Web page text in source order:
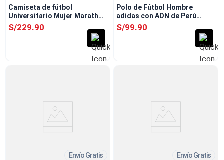
Camiseta de fútbol
Universitario Mujer Marathon
Home 2026 Estadio Crema
S/229.90
Polo de Fútbol Hombre
adidas con ADN de Perú
Blanco
S/99.90
Envío Gratis Envío Gratis